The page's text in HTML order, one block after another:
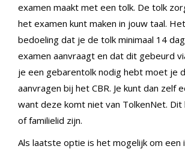
examen maakt met een tolk. De tolk
het examen kunt maken in jouw taal.
bedoeling dat je de tolk minimaal 14
examen aanvraagt en dat dit gebeurd
je een gebarentolk nodig hebt moet je
aanvragen bij het CBR. Je kunt dan zelf
want deze komt niet van TolkenNet. Dit
of familielid zijn.
Als laatste optie is het mogelijk om een